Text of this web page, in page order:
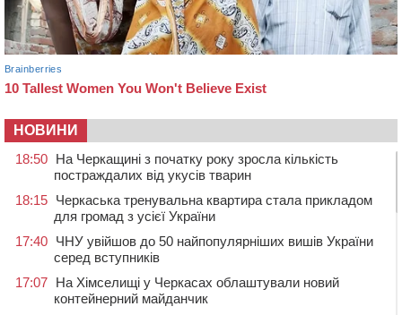
НОВИНИ
18:50
На Черкащині з початку року зросла кількість
постраждалих від укусів тварин
18:15 Черкаська тренувальна квартира стала прикладом
для громад з усієї України
17:40 ЧНУ увійшов до 50 найпопулярніших вишів України
серед вступників
17:07
На Хімселищі у Черкасах облаштували новий
контейнерний майданчик